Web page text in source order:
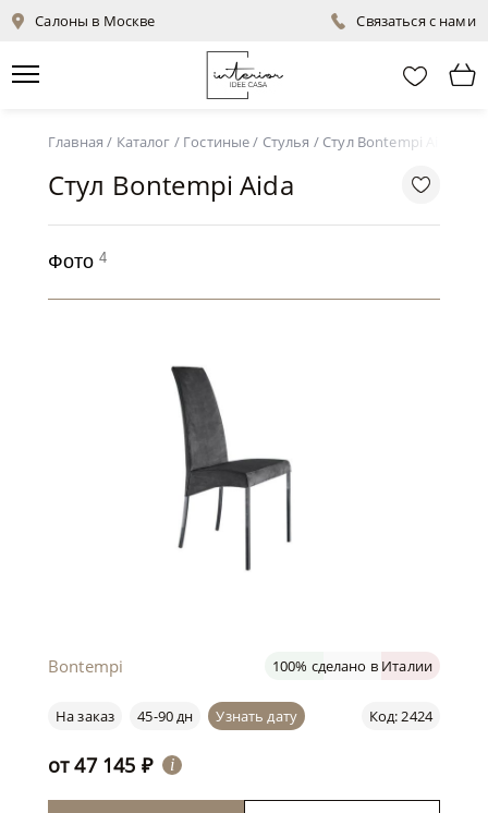
Салоны в Москве Связаться с нами
Главная / Каталог / Гостиные/ Стулья / Стул Bontempi Aida
Стул Bontempi Aida
Фото 4
Bontempi 100% сделано в Италии
Код: 2424
На заказ 45-90 дн Узнать дату
от47 145 ₽ i